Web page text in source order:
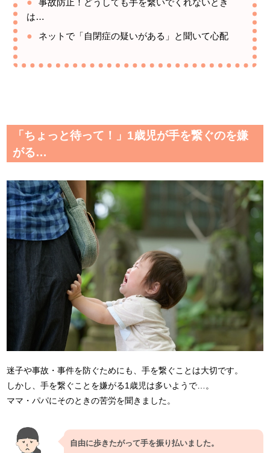
は…
ネットで「自閉症の疑いがある」と聞いて心配
「ちょっと待って！」1歳児が手を繋ぐのを嫌
がる…
迷子や事故・事件を防ぐためにも、手を繋ぐことは大切です。
しかし、手を繋ぐことを嫌がる1歳児は多いようで…。
ママ・パパにそのときの苦労を聞きました。
自由に歩きたがって手を振り払いました。